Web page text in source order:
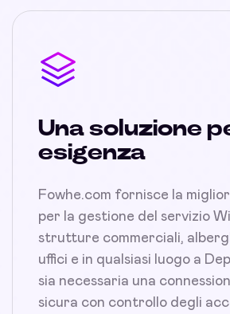
Una soluzione
esigenza
Fowhe.com fornisce la
per la gestione del servizio
strutture commerciali,
uffici e in qualsiasi luogo a
sia necessaria una
sicura con controllo degli